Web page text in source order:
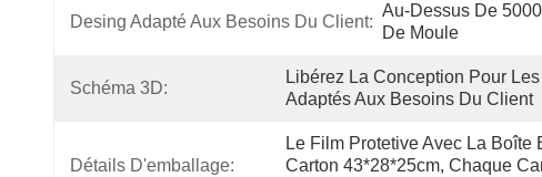
Desing Adapté Aux Besoins Du Client:
Au-Dessus De
De Moule
Schéma 3D:
Libérez La Conception Pour
Adaptés Aux Besoins Du Client
Détails D'emballage:
Le Film Protetive Avec La Boîte
Carton 43*28*25cm, Chaque